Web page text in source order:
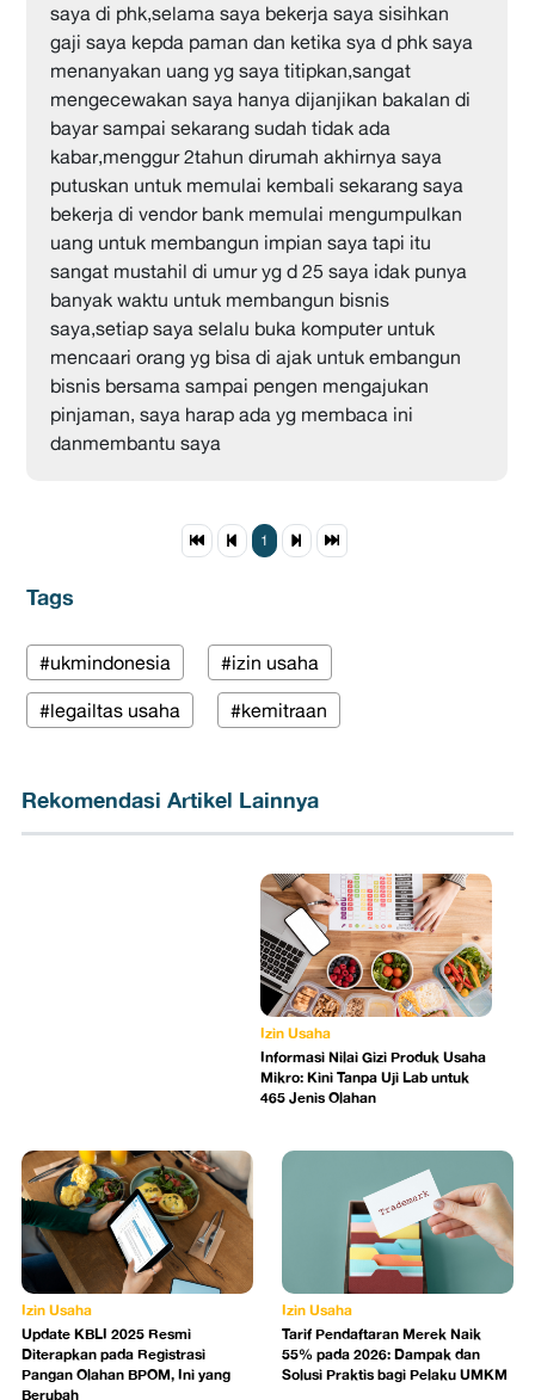
saya di phk,selama saya bekerja saya sisihkan
gaji saya kepda paman dan ketika sya d phk saya
menanyakan uang yg saya titipkan,sangat
mengecewakan saya hanya dijanjikan bakalan di
bayar sampai sekarang sudah tidak ada
kabar,menggur 2tahun dirumah akhirnya saya
putuskan untuk memulai kembali sekarang saya
bekerja di vendor bank memulai mengumpulkan
uang untuk membangun impian saya tapi itu
sangat mustahil di umur yg d 25 saya idak punya
banyak waktu untuk membangun bisnis
saya,setiap saya selalu buka komputer untuk
mencaari orang yg bisa di ajak untuk embangun
bisnis bersama sampai pengen mengajukan
pinjaman, saya harap ada yg membaca ini
danmembantu saya
1
Tags
#ukmindonesia #izin usaha
#legailtas usaha #kemitraan
Rekomendasi Artikel Lainnya
Izin Usaha
Informasi Nilai Gizi Produk Usaha
Mikro: Kini Tanpa Uji Lab untuk
465 Jenis Olahan
Izin Usaha
Update KBLI 2025 Resmi
Diterapkan pada Registrasi
Pangan Olahan BPOM, Ini yang
Berubah
Izin Usaha
Tarif Pendaftaran Merek Naik
55% pada 2026: Dampak dan
Solusi Praktis bagi Pelaku UMKM